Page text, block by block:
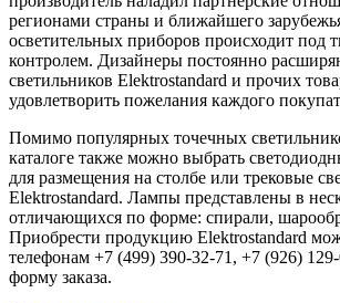
регионами страны и ближайшего
осветительных приборов происходит под
контролем. Дизайнеры постоянно
светильников Elektrostandard и прочих
удовлетворить пожелания каждого
Помимо популярных точечных
каталоге также можно выбрать
для размещения на столбе или трековые
Elektrostandard. Лампы представлены в
отличающихся по форме: спирали,
Приобрести продукцию Elektrostandard
телефонам +7 (499) 390-32-71, +7 (926)
форму заказа.